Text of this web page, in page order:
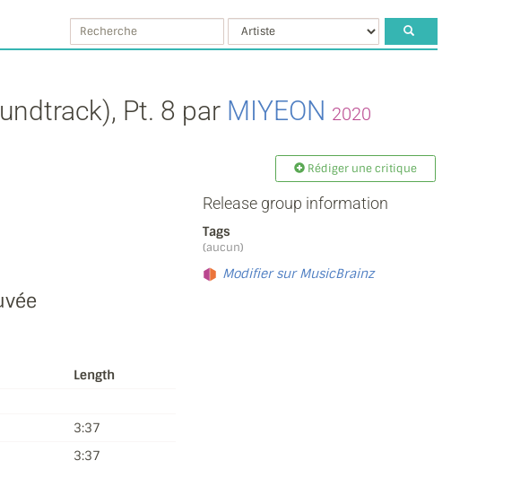
Pt. 8 par MIYEON 2020
Rédiger une critique
Length
3:37
3:37
Release group information
Tags
(aucun)
Modifier sur MusicBrainz